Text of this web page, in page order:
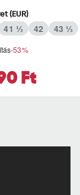
-53%
Ft
(EUR)
41 ⅓ 42 43 ⅓